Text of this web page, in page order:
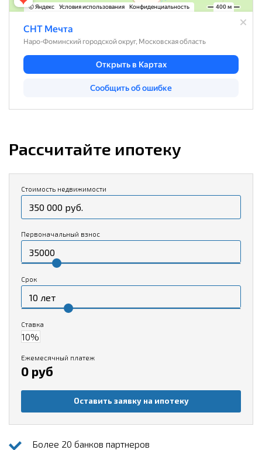
Рассчитайте ипотеку
Стоимость недвижимости
Первоначальный взнос
Срок
Ставка
Ежемесячный платеж
0 руб
Оставить заявку на ипотеку
Более 20 банков партнеров